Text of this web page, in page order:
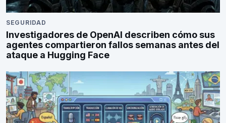
SEGURIDAD
Investigadores de OpenAI describen cómo sus
agentes compartieron fallos semanas antes del
ataque a Hugging Face